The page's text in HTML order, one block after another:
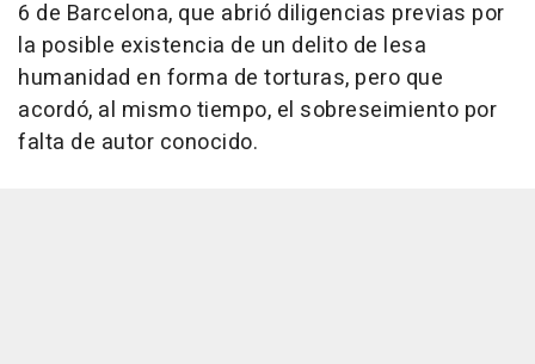
6 de Barcelona, que abrió diligencias previas por
la posible existencia de un delito de lesa
humanidad en forma de torturas, pero que
acordó, al mismo tiempo, el sobreseimiento por
falta de autor conocido.